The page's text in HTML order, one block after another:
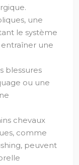
une
le système
une
blessures
ou une
chevaux
comme
peuvent